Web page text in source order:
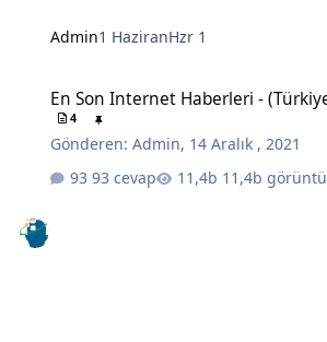
Admin1 HaziranHzr 1
En Son Internet Haberleri -
4
Gönderen:Admin, 14 Aralık , 2021
93 cevap
11,4b görüntü